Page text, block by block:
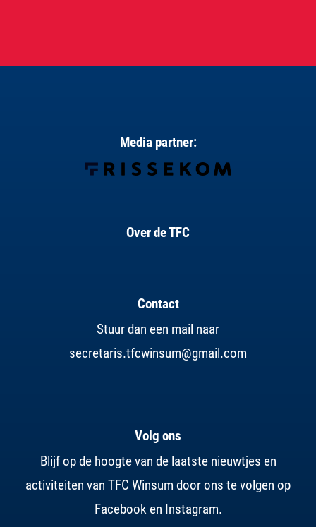
Media partner:
Over de TFC
Contact
Stuur dan een mail naar
secretaris.tfcwinsum@gmail.com
Volg ons
Blijf op de hoogte van de laatste nieuwtjes en
activiteiten van TFC Winsum door ons te volgen op
Facebook en Instagram.